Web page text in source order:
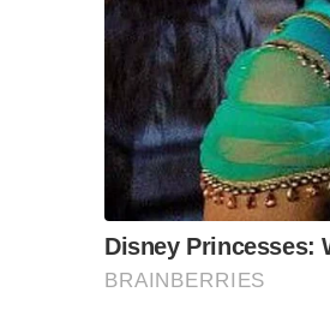
กรรมาธิการไม่ได้แก้ไขต
เป็นการบิดเบือนจากข้อเ
ผมในฐานะประธานคณะ
ปกป้องกรรมาธิการทุก
ถี่ถ้วนครอบคลุมในทุกมิ
เพื่อไทยเปรียบเทียบกับ